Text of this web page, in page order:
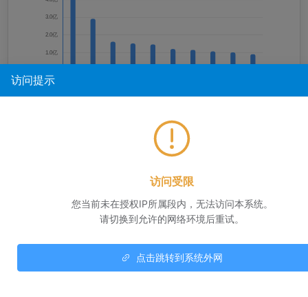
中国出口主要商品排序前10强
访问提示
访问受限
您当前未在授权IP所属段内，无法访问本系统。
请切换到允许的网络环境后重试。
点击跳转到系统外网